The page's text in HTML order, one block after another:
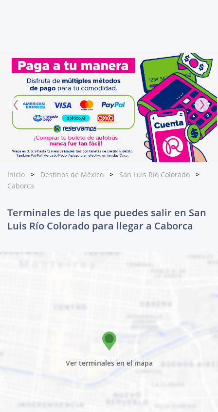
Inicio Destinos de México
San Luis Río Colorado
Caborca
Terminales de las que puedes salir en San
Luis Río Colorado para llegar a Caborca
Ver terminales en el mapa